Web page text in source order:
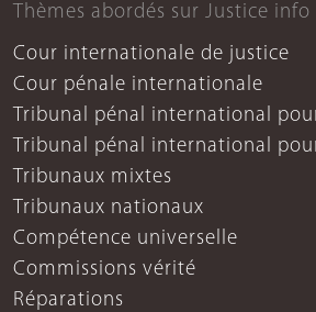
Thèmes abordés sur Justice info
Cour internationale de justice
Cour pénale internationale
Tribunal pénal international
Tribunal pénal international
Tribunaux mixtes
Tribunaux nationaux
Compétence universelle
Commissions vérité
Réparations